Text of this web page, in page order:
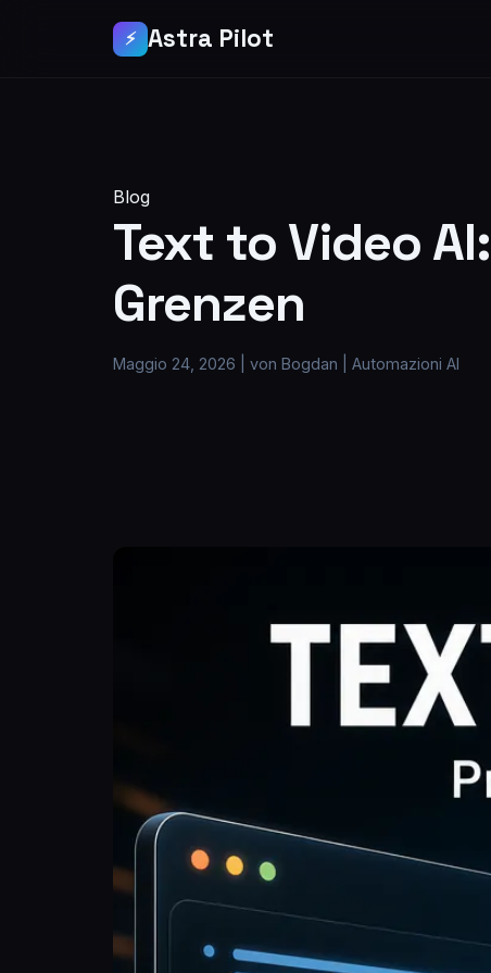
⚡ Astra Pilot
Blog
Text to Video
Grenzen
Maggio 24, 2026 von Bogdan Automazioni AI